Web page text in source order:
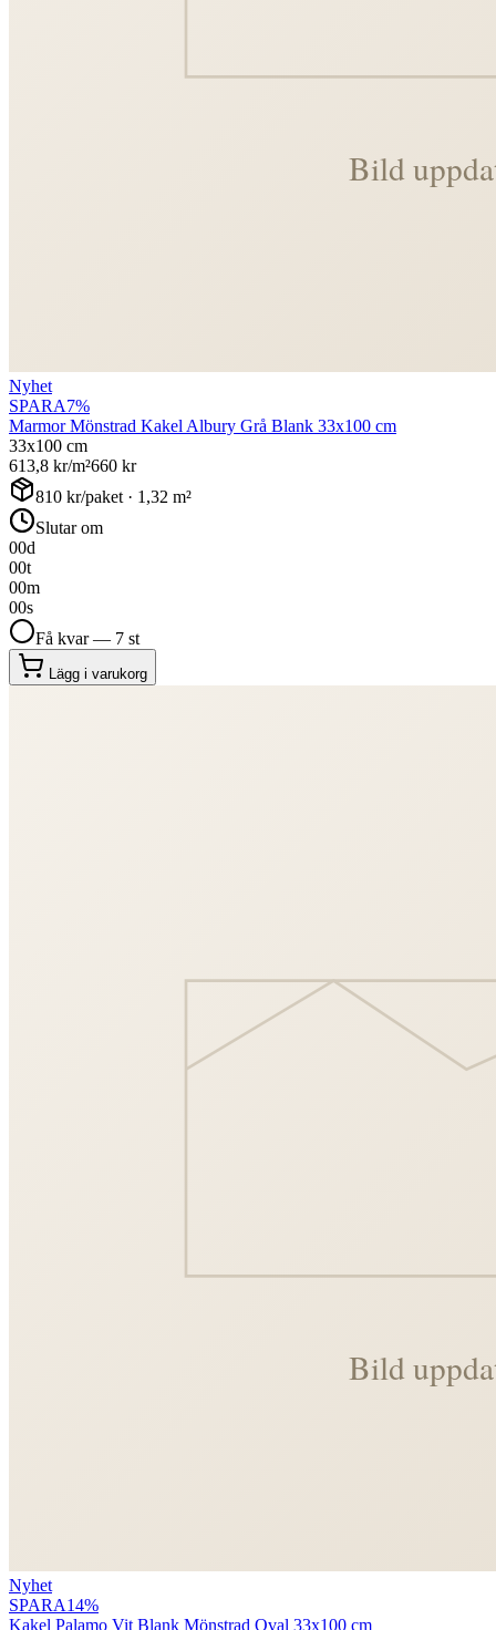
Nyhet
SPARA7%
Marmor Mönstrad Kakel Albury Grå Blank 33x100 cm
33x100 cm
613,8 kr/m²660 kr
810 kr/paket · 1,32 m²
Slutar om
00d
00t
00m
00s
Få kvar — 7 st
Lägg i varukorg
Nyhet
SPARA14%
Kakel Palamo Vit Blank Mönstrad Oval 33x100 cm